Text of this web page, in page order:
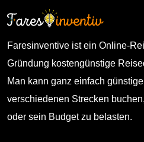
Faresinventive ist ein Online-
Gründung kostengünstige
Man kann ganz einfach
verschiedenen Strecken
oder sein Budget zu belasten.